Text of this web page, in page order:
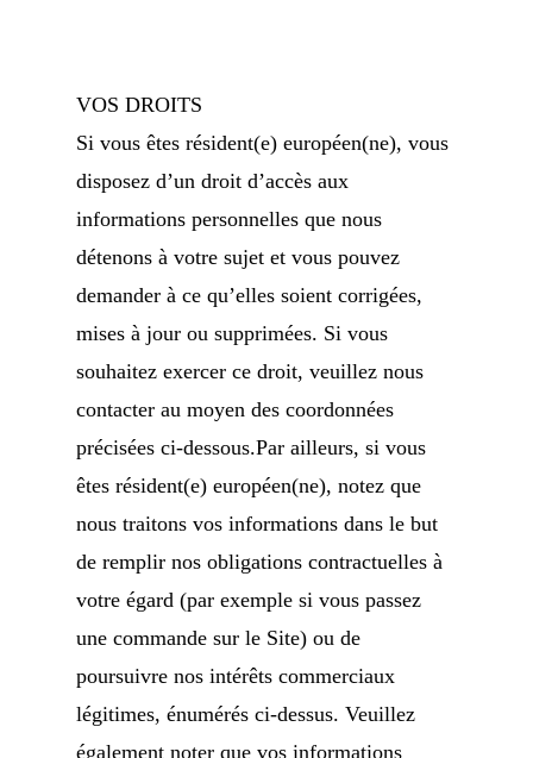
VOS DROITS
Si vous êtes résident(e) européen(ne), vous
disposez d’un droit d’accès aux
informations personnelles que nous
détenons à votre sujet et vous pouvez
demander à ce qu’elles soient corrigées,
mises à jour ou supprimées. Si vous
souhaitez exercer ce droit, veuillez nous
contacter au moyen des coordonnées
précisées ci-dessous.Par ailleurs, si vous
êtes résident(e) européen(ne), notez que
nous traitons vos informations dans le but
de remplir nos obligations contractuelles à
votre égard (par exemple si vous passez
une commande sur le Site) ou de
poursuivre nos intérêts commerciaux
légitimes, énumérés ci-dessus. Veuillez
également noter que vos informations